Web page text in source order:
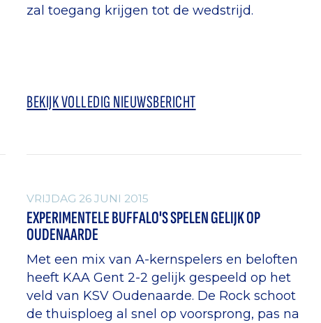
zal toegang krijgen tot de wedstrijd.
BEKIJK VOLLEDIG NIEUWSBERICHT
VRIJDAG 26 JUNI 2015
EXPERIMENTELE BUFFALO'S SPELEN GELIJK OP
OUDENAARDE
Met een mix van A-kernspelers en beloften
heeft KAA Gent 2-2 gelijk gespeeld op het
veld van KSV Oudenaarde. De Rock schoot
de thuisploeg al snel op voorsprong, pas na